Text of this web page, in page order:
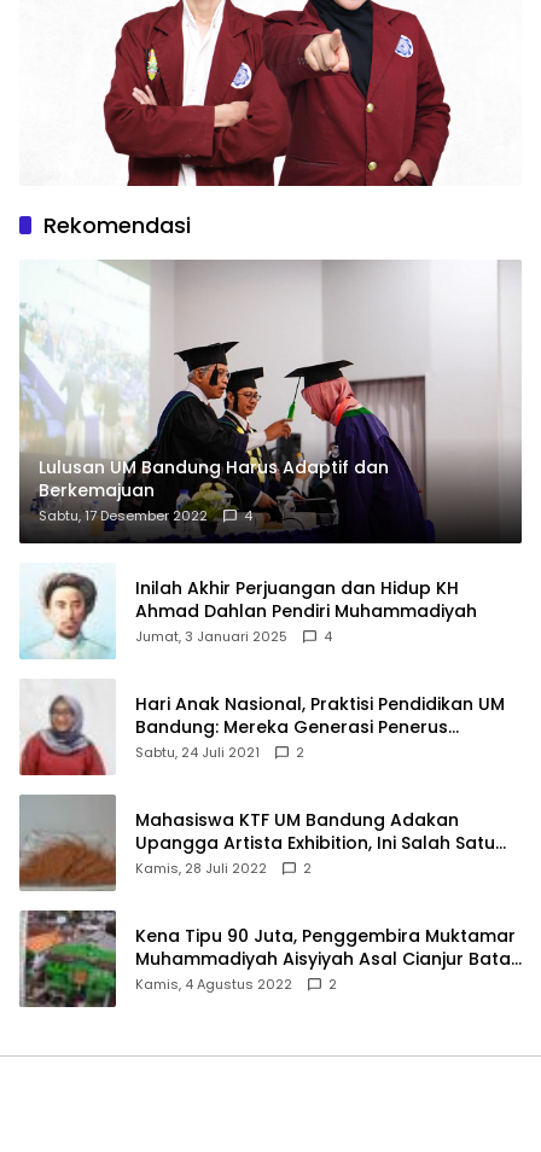
Rekomendasi
Lulusan UM Bandung Harus Adaptif dan
Berkemajuan
Sabtu, 17 Desember 2022 4
Inilah Akhir Perjuangan dan Hidup KH
Ahmad Dahlan Pendiri Muhammadiyah
Jumat, 3 Januari 2025 4
Hari Anak Nasional, Praktisi Pendidikan UM
Bandung: Mereka Generasi Penerus
Bangsa
Sabtu, 24 Juli 2021 2
Mahasiswa KTF UM Bandung Adakan
Upangga Artista Exhibition, Ini Salah Satu
Karyanya
Kamis, 28 Juli 2022 2
Kena Tipu 90 Juta, Penggembira Muktamar
Muhammadiyah Aisyiyah Asal Cianjur Batal
ke Solo
Kamis, 4 Agustus 2022 2